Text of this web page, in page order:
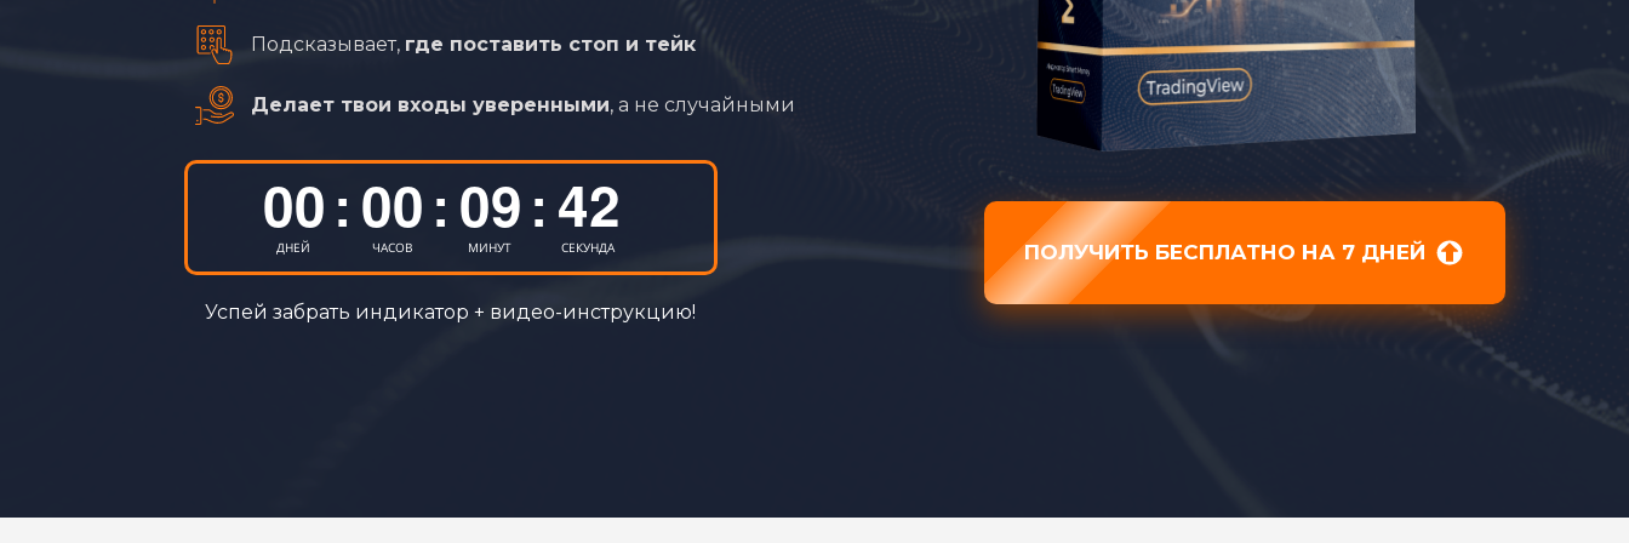
Подсказывает, где поставить стоп и тейк
Делает твои входы уверенными, а не случайными
00 :
ДНЕЙ
00
01
02
:
ЧАСОВ
06
07
08
09
10
11
:
МИНУТ
37
38
39
40
41
42
СЕКУНД
Успей забрать индикатор + видео-инструкцию!
ПОЛУЧИТЬ БЕСПЛАТНО НА 7 ДНЕЙ